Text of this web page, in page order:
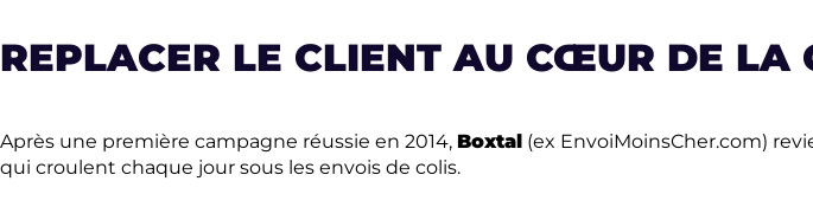
REPLACER LE CLIENT AU CŒUR DE LA
Après une première campagne réussie en 2014, Boxtal (ex EnvoiMoinsCher.com)
qui croulent chaque jour sous les envois de colis.